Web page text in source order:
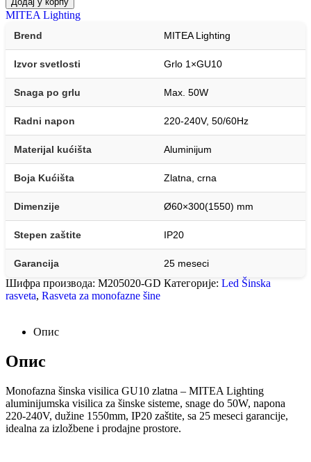
MITEA Lighting
Brend MITEA Lighting
Izvor svetlosti Grlo 1×GU10
Snaga po grlu Max. 50W
Radni napon 220-240V, 50/60Hz
Materijal kućišta Aluminijum
Boja Kućišta Zlatna, crna
Dimenzije Ø60×300(1550) mm
Stepen zaštite IP20
Garancija 25 meseci
Шифра производа: M205020-GD Категорије: Led Šinska
rasveta, Rasveta za monofazne šine
Опис
Опис
Monofazna šinska visilica GU10 zlatna – MITEA Lighting
aluminijumska visilica za šinske sisteme, snage do 50W, napona
220-240V, dužine 1550mm, IP20 zaštite, sa 25 meseci garancije,
idealna za izložbene i prodajne prostore.